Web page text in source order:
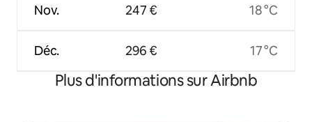
Nov.
Déc.
247 €
296 €
18 °C
17 °C
Plus d'informations sur Airbnb